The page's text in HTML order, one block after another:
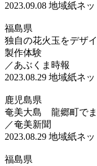
2023.09.08 地域紙ネッ
福島県
独自の花火玉をデザ
製作体験
／あぶくま時報
2023.08.29 地域紙ネッ
鹿児島県
奄美大島 龍郷町で
／奄美新聞
2023.08.29 地域紙ネッ
福島県